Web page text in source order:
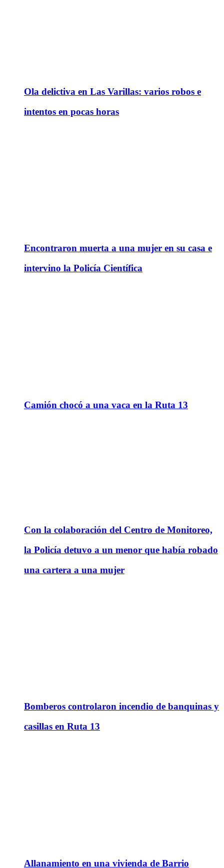
Ola delictiva en Las Varillas: varios robos e
intentos en pocas horas
Encontraron muerta a una mujer en su casa e
intervino la Policía Científica
Camión chocó a una vaca en la Ruta 13
Con la colaboración del Centro de Monitoreo,
la Policía detuvo a un menor que había robado
una cartera a una mujer
Bomberos controlaron incendio de banquinas y
casillas en Ruta 13
Allanamiento en una vivienda de Barrio